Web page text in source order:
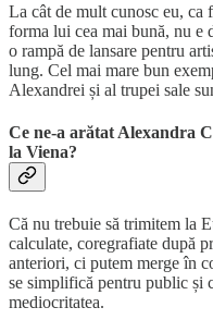
La cât de mult cunosc eu, ca
forma lui cea mai bună, nu e
o rampă de lansare pentru
lung. Cel mai mare bun
Alexandrei și al trupei sale
Ce ne-a arătat Alexandra
la Viena?
Că nu trebuie să trimitem la
calculate, coregrafiate după
anteriori, ci putem merge în
se simplifică pentru public și
mediocritatea.